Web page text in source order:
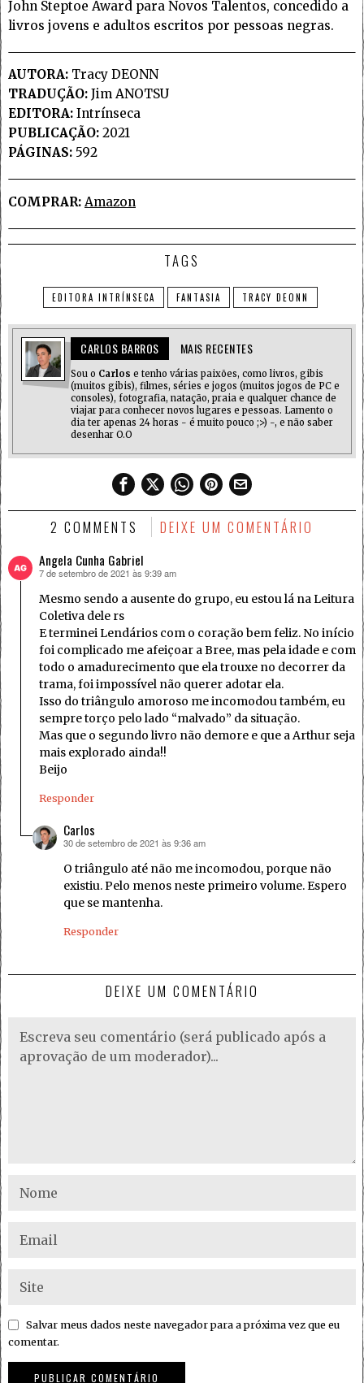
John Steptoe Award para Novos Talentos, concedido a
livros jovens e adultos escritos por pessoas negras.
AUTORA: Tracy DEONN
TRADUÇÃO: Jim ANOTSU
EDITORA: Intrínseca
PUBLICAÇÃO: 2021
PÁGINAS: 592
COMPRAR: Amazon
TAGS
EDITORA INTRÍNSECA FANTASIA TRACY DEONN
CARLOS BARROS MAIS RECENTES
Sou o Carlos e tenho várias paixões, como livros, gibis
(muitos gibis), filmes, séries e jogos (muitos jogos de PC e
consoles), fotografia, natação, praia e qualquer chance de
viajar para conhecer novos lugares e pessoas. Lamento o
dia ter apenas 24 horas - é muito pouco ;>) -, e não saber
desenhar O.O
2 COMMENTS DEIXE UM COMENTÁRIO
Angela Cunha Gabriel
disse:
7 de setembro de 2021 às 9:39 am
Mesmo sendo a ausente do grupo, eu estou lá na Leitura
Coletiva dele rs
E terminei Lendários com o coração bem feliz. No início
foi complicado me afeiçoar a Bree, mas pela idade e com
todo o amadurecimento que ela trouxe no decorrer da
trama, foi impossível não querer adotar ela.
Isso do triângulo amoroso me incomodou também, eu
sempre torço pelo lado “malvado” da situação.
Mas que o segundo livro não demore e que a Arthur seja
mais explorado ainda!!
Beijo
Responder
Carlos
disse:
30 de setembro de 2021 às 9:36 am
O triângulo até não me incomodou, porque não
existiu. Pelo menos neste primeiro volume. Espero
que se mantenha.
Responder
DEIXE UM COMENTÁRIO
Salvar meus dados neste navegador para a próxima vez que eu
comentar.